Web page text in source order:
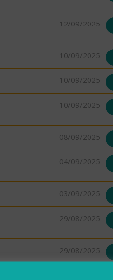
12/09/2025
10/09/2025
10/09/2025
10/09/2025
08/09/2025
04/09/2025
03/09/2025
29/08/2025
29/08/2025